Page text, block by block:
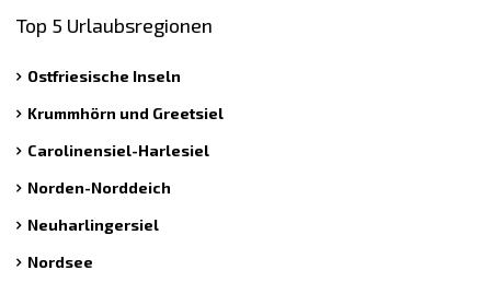
Top 5 Urlaubsregionen
Ostfriesische Inseln
Krummhörn und Greetsiel
Carolinensiel-Harlesiel
Norden-Norddeich
Neuharlingersiel
Nordsee